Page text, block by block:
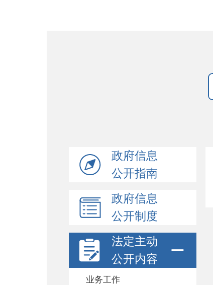
政府信息
公开指南
政府信息
公开制度
法定主动
公开内容
业务工作